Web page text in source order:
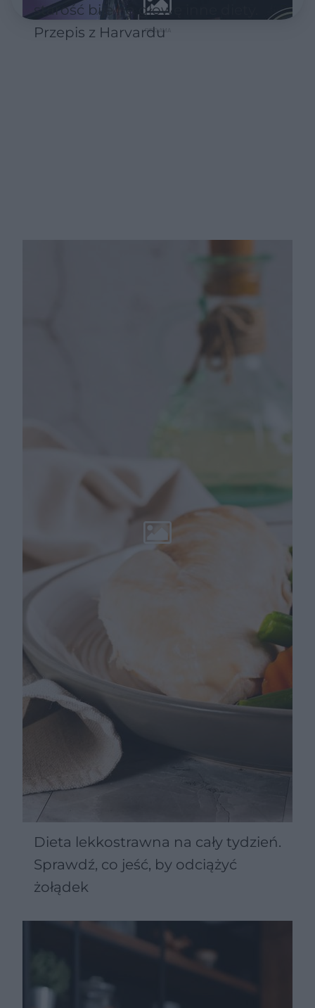
starość bije na głowę inne diety.
Przepis z Harvardu
Jak schudnąć po 50. bez efektu jo-
Rodowicz na utratę 20 kg
Dieta lekkostrawna na cały tydzień.
Sprawdź, co jeść, by odciążyć
żołądek